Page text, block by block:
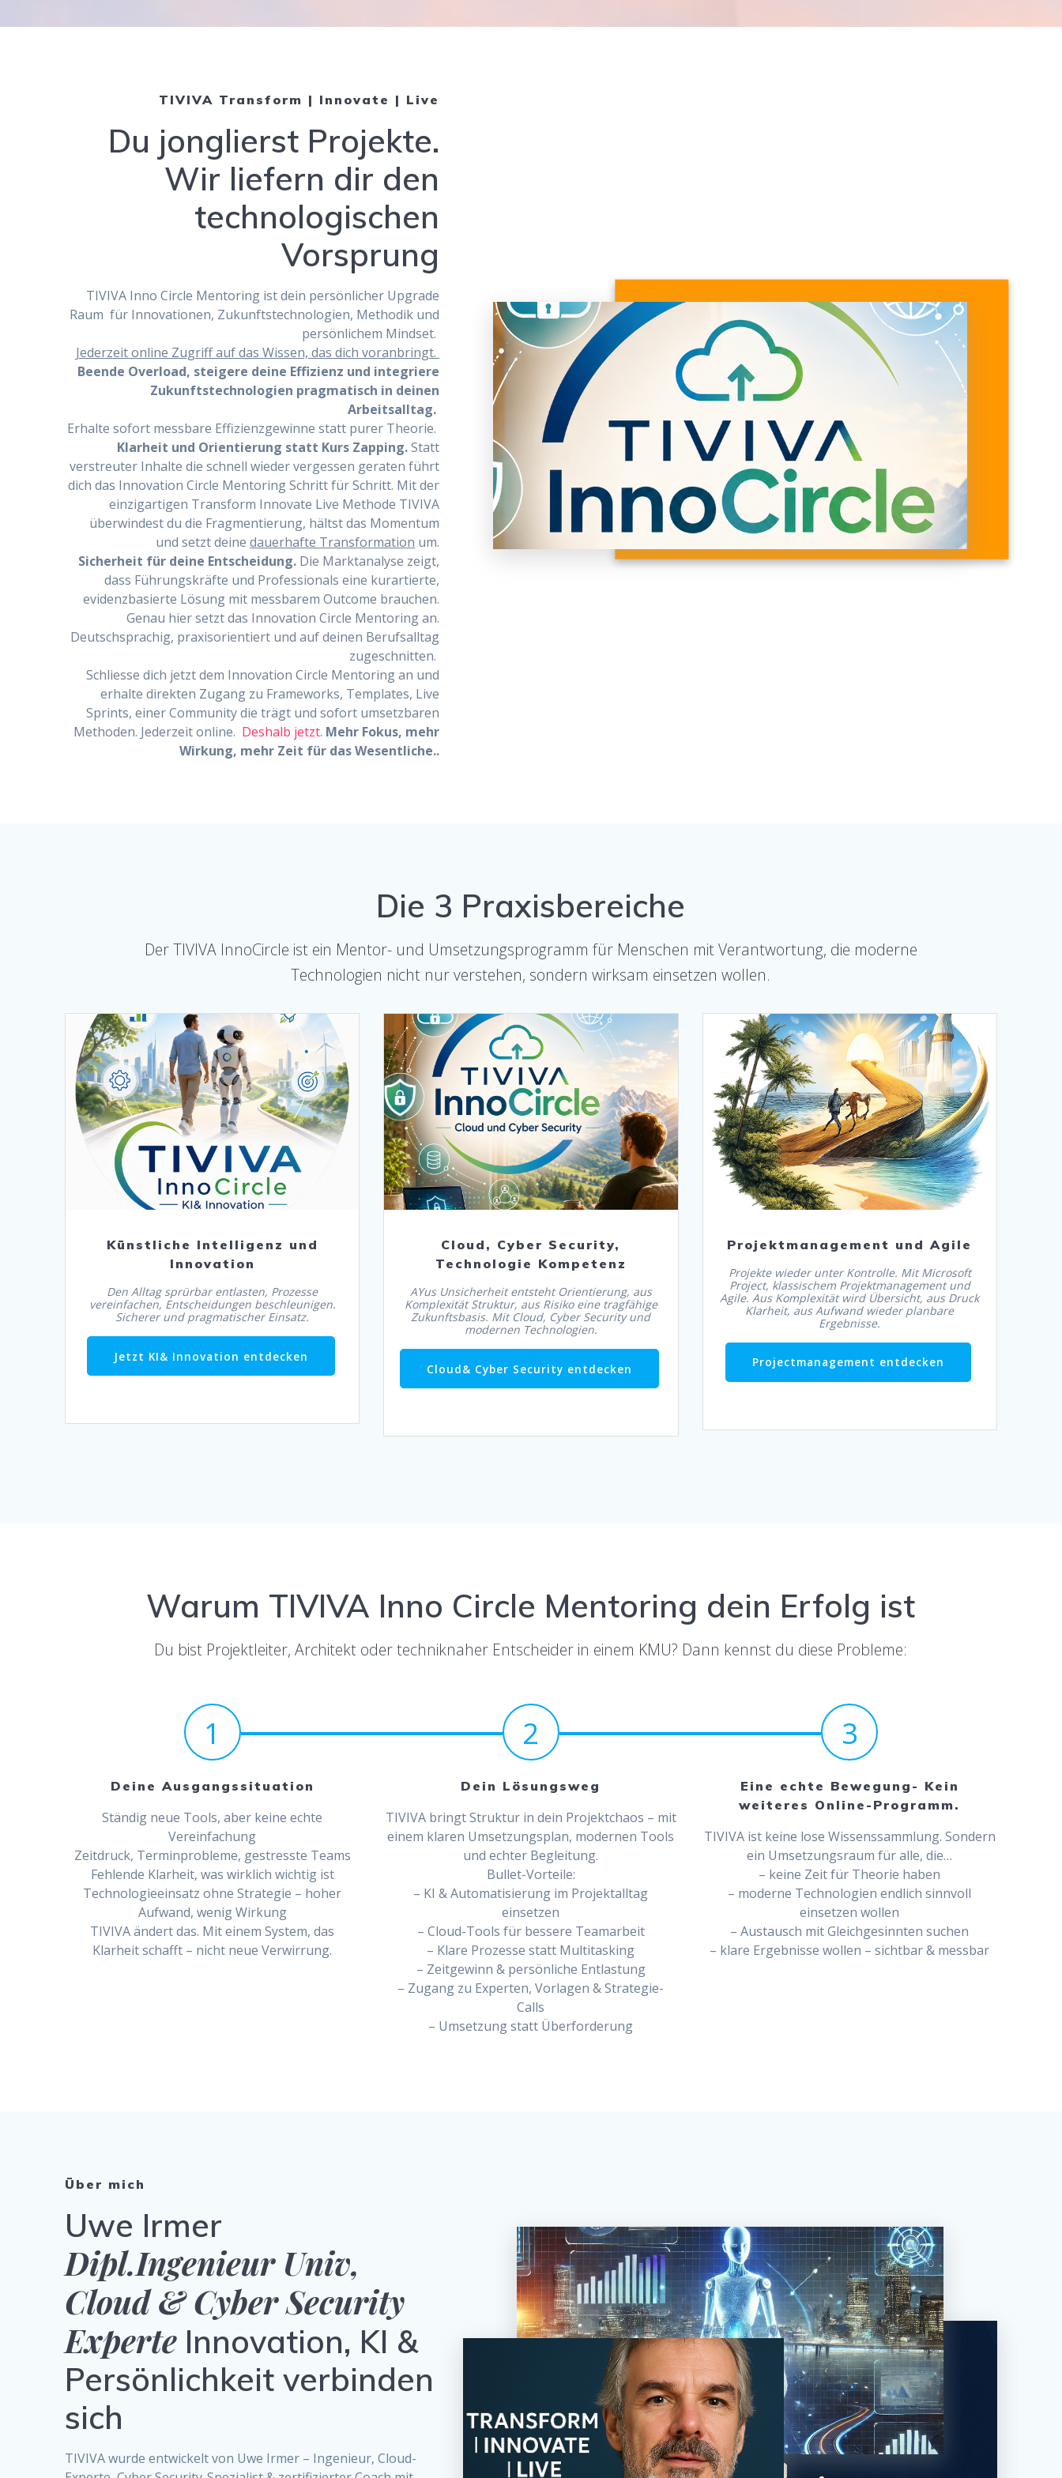
TIVIVA Transform | Innovate | Live
Du jonglierst Projekte.
Wir liefern dir den
technologischen
Vorsprung
TIVIVA Inno Circle Mentoring ist dein persönlicher Upgrade
Raum für Innovationen, Zukunftstechnologien, Methodik und
persönlichem Mindset.
Jederzeit online Zugriff auf das Wissen, das dich voranbringt.
Beende Overload, steigere deine Effizienz und integriere
Zukunftstechnologien pragmatisch in deinen
Arbeitsalltag.
Erhalte sofort messbare Effizienzgewinne statt purer Theorie.
Klarheit und Orientierung statt Kurs Zapping.Statt
verstreuter Inhalte die schnell wieder vergessen geraten führt
dich das Innovation Circle Mentoring Schritt für Schritt. Mit der
einzigartigen Transform Innovate Live Methode TIVIVA
überwindest du die Fragmentierung, hältst das Momentum
und setzt deinedauerhafte Transformation um.
Sicherheit für deine Entscheidung. Die Marktanalyse zeigt,
dass Führungskräfte und Professionals eine kurartierte,
evidenzbasierte Lösung mit messbarem Outcome brauchen.
Genau hier setzt das Innovation Circle Mentoring an.
Deutschsprachig, praxisorientiert und auf deinen Berufsalltag
zugeschnitten.
Schliesse dich jetzt dem Innovation Circle Mentoring an und
erhalte direkten Zugang zu Frameworks, Templates, Live
Sprints, einer Community die trägt und sofort umsetzbaren
Methoden. Jederzeit online. Deshalb jetzt. Mehr Fokus, mehr
Wirkung, mehr Zeit für das Wesentliche..
Die 3 Praxisbereiche
Der TIVIVA InnoCircle ist ein Mentor- und Umsetzungsprogramm für Menschen mit Verantwortung, die moderne
Technologien nicht nur verstehen, sondern wirksam einsetzen wollen.
Jetzt KI& Innovation entdecken
Künstliche Intelligenz und
Innovation
Den Alltag sprürbar entlasten, Prozesse
vereinfachen, Entscheidungen beschleunigen.
Sicherer und pragmatischer Einsatz.
Jetzt KI& Innovation entdecken
Cloud& Cyber Security entdecken
Cloud, Cyber Security,
Technologie Kompetenz
AYus Unsicherheit entsteht Orientierung, aus
Komplexität Struktur, aus Risiko eine tragfähige
Zukunftsbasis. Mit Cloud, Cyber Security und
modernen Technologien.
Cloud& Cyber Security entdecken
Jetzt Projektmanagement
entdecken
Projektmanagement und Agile
Projekte wieder unter Kontrolle. Mit Microsoft
Project, klassischem Projektmanagement und
Agile. Aus Komplexität wird Übersicht, aus Druck
Klarheit, aus Aufwand wieder planbare
Ergebnisse.
Projectmanagement entdecken
Warum TIVIVA Inno Circle Mentoring dein Erfolg ist
Du bist Projektleiter, Architekt oder techniknaher Entscheider in einem KMU? Dann kennst du diese Probleme:
1
Deine Ausgangssituation
Ständig neue Tools, aber keine echte
Vereinfachung
Zeitdruck, Terminprobleme, gestresste Teams
Fehlende Klarheit, was wirklich wichtig ist
Technologieeinsatz ohne Strategie – hoher
Aufwand, wenig Wirkung
TIVIVA ändert das. Mit einem System, das
Klarheit schafft – nicht neue Verwirrung.
2
Dein Lösungsweg
TIVIVA bringt Struktur in dein Projektchaos – mit
einem klaren Umsetzungsplan, modernen Tools
und echter Begleitung.
Bullet-Vorteile:
– KI & Automatisierung im Projektalltag
einsetzen
– Cloud-Tools für bessere Teamarbeit
– Klare Prozesse statt Multitasking
– Zeitgewinn & persönliche Entlastung
– Zugang zu Experten, Vorlagen & Strategie-
Calls
– Umsetzung statt Überforderung
3
Eine echte Bewegung- Kein
weiteres Online-Programm.
TIVIVA ist keine lose Wissenssammlung. Sondern
ein Umsetzungsraum für alle, die…
– keine Zeit für Theorie haben
– moderne Technologien endlich sinnvoll
einsetzen wollen
– Austausch mit Gleichgesinnten suchen
– klare Ergebnisse wollen – sichtbar & messbar
Über mich
Uwe Irmer
Dipl.Ingenieur Univ,
Cloud & Cyber Security
Experte Innovation, KI &
Persönlichkeit verbinden
sich
TIVIVA wurde entwickelt von Uwe Irmer – Ingenieur, Cloud-